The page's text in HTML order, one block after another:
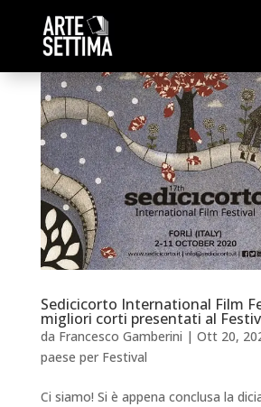
Sedicicorto International Film
migliori corti presentati al
da Francesco Gamberini | Ott 20,
paese per Festival
Ci siamo! Si è appena conclusa la